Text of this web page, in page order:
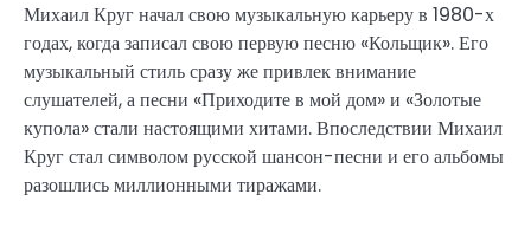
Михаил Круг начал свою музыкальную карьеру в 1980-х
годах, когда записал свою первую песню «Кольщик». Его
музыкальный стиль сразу же привлек внимание
слушателей, а песни «Приходите в мой дом» и «Золотые
купола» стали настоящими хитами. Впоследствии Михаил
Круг стал символом русской шансон-песни и его альбомы
разошлись миллионными тиражами.